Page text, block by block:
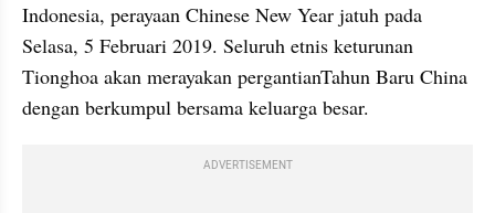
Indonesia, perayaan Chinese New Year jatuh pada
Selasa, 5 Februari 2019. Seluruh etnis keturunan
Tionghoa akan merayakan pergantianTahun Baru China
dengan berkumpul bersama keluarga besar.
ADVERTISEMENT